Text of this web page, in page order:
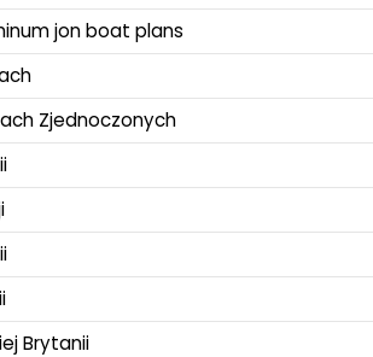
jon boat plans
Zjednoczonych
Brytanii